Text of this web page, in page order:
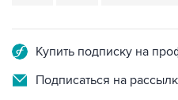
Купить подписку на
Подписаться на